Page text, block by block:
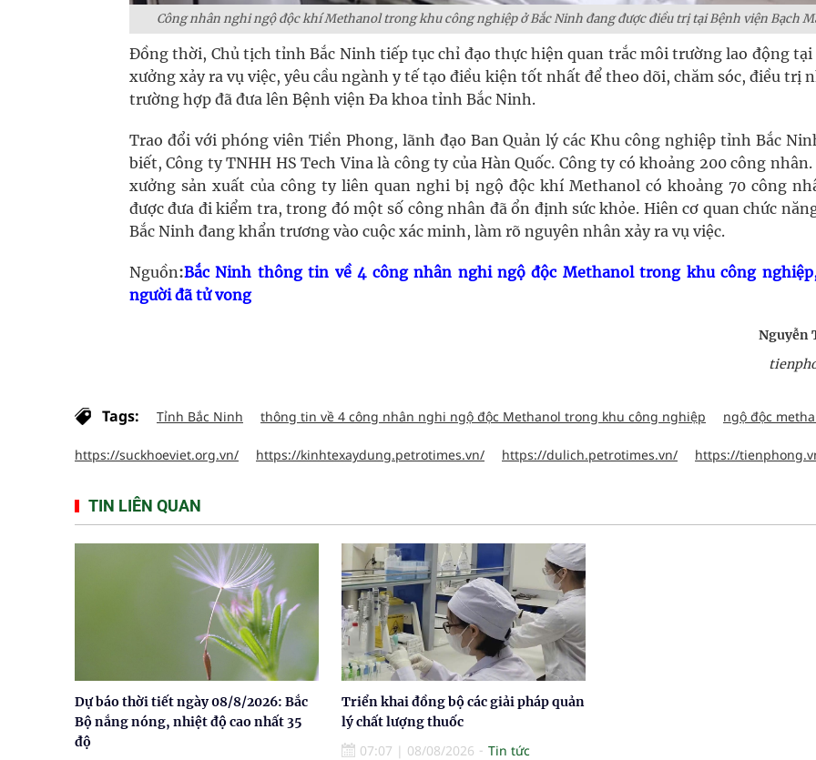
Công nhân nghi ngộ độc khí Methanol trong khu công nghiệp ở Bắc Ninh đang được điều trị tại Bệnh viện Bạch
Đồng thời, Chủ tịch tỉnh Bắc Ninh tiếp tục chỉ đạo thực hiện quan trắc môi trường lao động tại
xưởng xảy ra vụ việc, yêu cầu ngành y tế tạo điều kiện tốt nhất để theo dõi, chăm sóc, điều trị
trường hợp đã đưa lên Bệnh viện Đa khoa tỉnh Bắc Ninh.
Trao đổi với phóng viên Tiền Phong, lãnh đạo Ban Quản lý các Khu công nghiệp tỉnh Bắc
biết, Công ty TNHH HS Tech Vina là công ty của Hàn Quốc. Công ty có khoảng 200 công nhân.
xưởng sản xuất của công ty liên quan nghi bị ngộ độc khí Methanol có khoảng 70 công
được đưa đi kiểm tra, trong đó một số công nhân đã ổn định sức khỏe. Hiên cơ quan chức
Bắc Ninh đang khẩn trương vào cuộc xác minh, làm rõ nguyên nhân xảy ra vụ việc.
Nguồn:Bắc Ninh thông tin về 4 công nhân nghi ngộ độc Methanol trong khu công
người đã tử vong
Nguyễn
Tags: Tỉnh Bắc Ninh thông tin về 4 công nhân nghi ngộ độc Methanol trong khu công nghiệp ngộ độc
https://suckhoeviet.org.vn/ https://kinhtexaydung.petrotimes.vn/ https://dulich.petrotimes.vn/ https://
TIN LIÊN QUAN
Dự báo thời tiết ngày 08/8/2026: Bắc
Bộ nắng nóng, nhiệt độ cao nhất 35
độ
Triển khai đồng bộ các giải pháp quản
lý chất lượng thuốc
07:07 | 08/08/2026 Tin tức